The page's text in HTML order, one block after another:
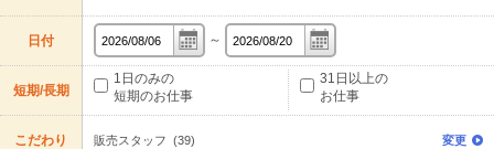
日付 ～
短期/長期
1日のみの
短期のお仕事
31日以上の
お仕事
こだわり 販売スタッフ (39) 変更